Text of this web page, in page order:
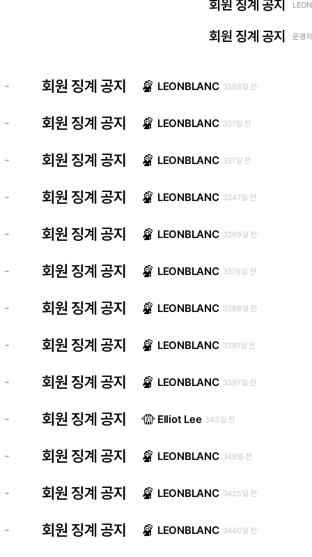
회원 징계 공지
회원 징계 공지 운영
- 회원 징계 공지 LEONBLANC 3288일 전
- 회원 징계 공지 LEONBLANC 331일 전
- 회원 징계 공지 LEONBLANC 331일 전
- 회원 징계 공지 LEONBLANC 3347일 전
- 회원 징계 공지 LEONBLANC 3369일 전
- 회원 징계 공지 LEONBLANC 3376일 전
- 회원 징계 공지 LEONBLANC 3388일 전
- 회원 징계 공지 LEONBLANC 3391일 전
- 회원 징계 공지 LEONBLANC 3397일 전
- 회원 징계 공지 Elliot Lee 343일 전
- 회원 징계 공지 LEONBLANC 349일 전
- 회원 징계 공지 LEONBLANC 3425일 전
- 회원 징계 공지 LEONBLANC 3440일 전